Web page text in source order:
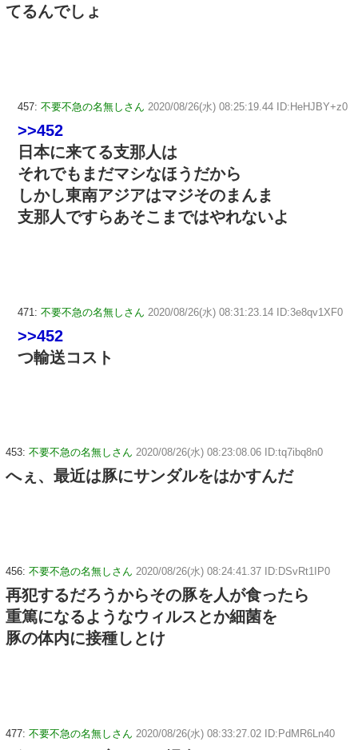
てるんでしょ
457: 不要不急の名無しさん 2020/08/26(水) 08:25:19.44 ID:HeHJBY+z0
>>452
日本に来てる支那人は
それでもまだマシなほうだから
しかし東南アジアはマジそのまんま
支那人ですらあそこまではやれないよ
471: 不要不急の名無しさん 2020/08/26(水) 08:31:23.14 ID:3e8qv1XF0
>>452
つ輸送コスト
453: 不要不急の名無しさん 2020/08/26(水) 08:23:08.06 ID:tq7ibq8n0
へぇ、最近は豚にサンダルをはかすんだ
456: 不要不急の名無しさん 2020/08/26(水) 08:24:41.37 ID:DSvRt1IP0
再犯するだろうからその豚を人が食ったら
重篤になるようなウィルスとか細菌を
豚の体内に接種しとけ
477: 不要不急の名無しさん 2020/08/26(水) 08:33:27.02 ID:PdMR6Ln40